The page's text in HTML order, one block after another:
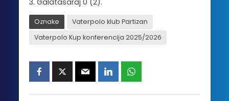
Oznake
Vaterpolo klub Partizan
Vaterpolo Kup konferencija 2025/2026